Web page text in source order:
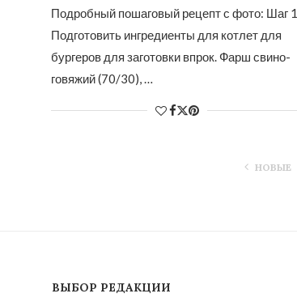
Подробный пошаговый рецепт с фото: Шаг 1
Подготовить ингредиенты для котлет для
бургеров для заготовки впрок. Фарш свино-
говяжий (70/30), …
НОВЫЕ
ВЫБОР РЕДАКЦИИ